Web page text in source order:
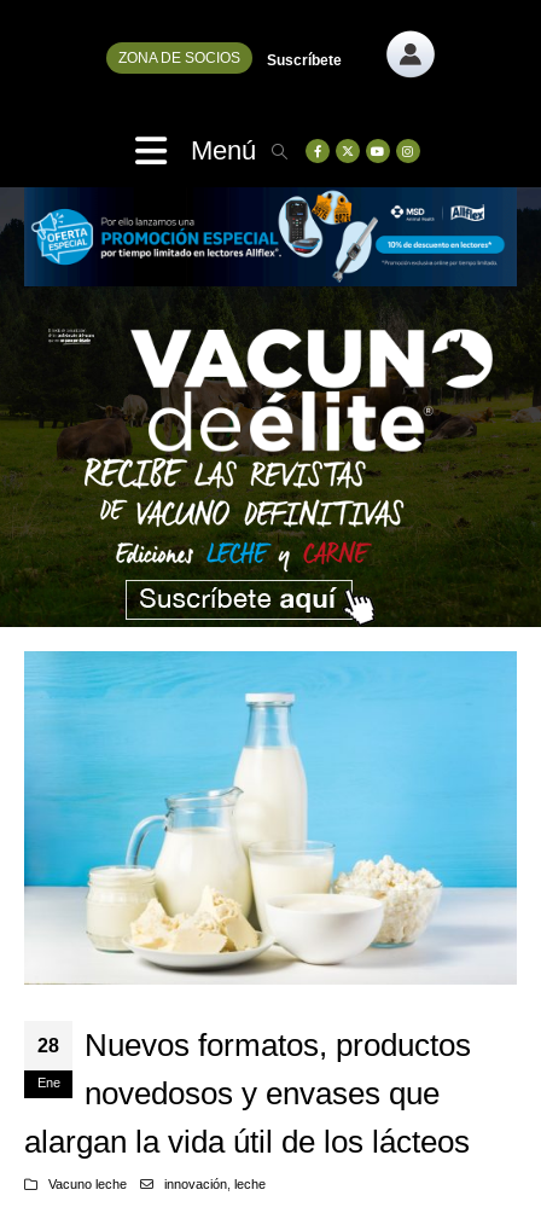
ZONA DE SOCIOS Suscríbete
Menú
28
Ene
Nuevos formatos, productos
novedosos y envases que
alargan la vida útil de los lácteos
Vacuno leche innovación, leche